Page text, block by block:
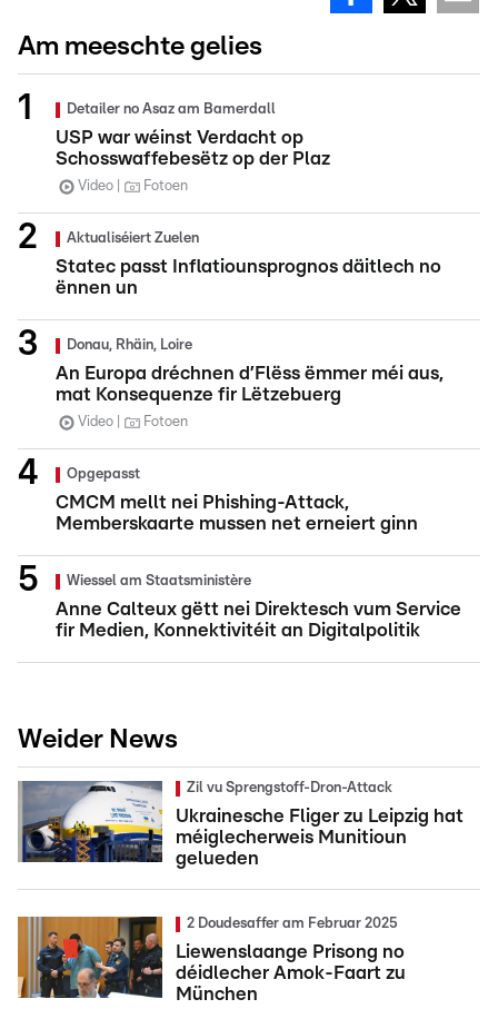
Am meeschte gelies
Detailer no Asaz am Bamerdall
USP war wéinst Verdacht op
Schosswaffebesëtz op der Plaz
Video Fotoen
Aktualiséiert Zuelen
Statec passt Inflatiounsprognos däitlech no
ënnen un
Donau, Rhäin, Loire
An Europa dréchnen d’Flëss ëmmer méi aus,
mat Konsequenze fir Lëtzebuerg
Video Fotoen
Opgepasst
CMCM mellt nei Phishing-Attack,
Memberskaarte mussen net erneiert ginn
Wiessel am Staatsministère
Anne Calteux gëtt nei Direktesch vum Service
fir Medien, Konnektivitéit an Digitalpolitik
Weider News
Zil vu Sprengstoff-Dron-Attack
Ukrainesche Fliger zu Leipzig hat
méiglecherweis Munitioun
gelueden
2 Doudesaffer am Februar 2025
Liewenslaange Prisong no
déidlecher Amok-Faart zu
München